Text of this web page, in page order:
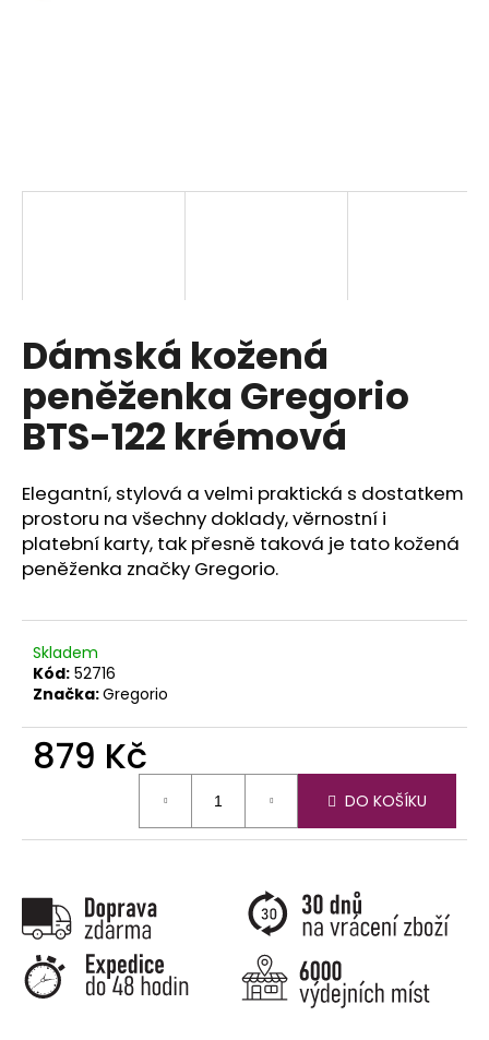
Dámská kožená
peněženka Gregorio
BTS-122 krémová
Elegantní, stylová a velmi praktická s dostatkem
prostoru na všechny doklady, věrnostní i
platební karty, tak přesně taková je tato kožená
peněženka značky Gregorio.
Skladem
Kód: 52716
Značka:Gregorio
879 Kč
DO KOŠÍKU
D
o
p
o
r
č
u
j
e
m
e